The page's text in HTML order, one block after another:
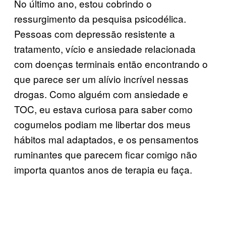
No último ano, estou cobrindo o
ressurgimento da pesquisa psicodélica.
Pessoas com depressão resistente a
tratamento, vício e ansiedade relacionada
com doenças terminais então encontrando o
que parece ser um alívio incrível nessas
drogas. Como alguém com ansiedade e
TOC, eu estava curiosa para saber como
cogumelos podiam me libertar dos meus
hábitos mal adaptados, e os pensamentos
ruminantes que parecem ficar comigo não
importa quantos anos de terapia eu faça.